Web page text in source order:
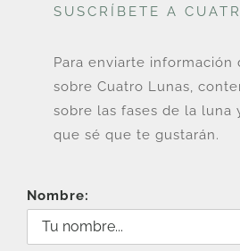
SUSCRÍBETE A
Para enviarte información
sobre Cuatro Lunas,
sobre las fases de la luna
que sé que te gustarán.
Nombre: